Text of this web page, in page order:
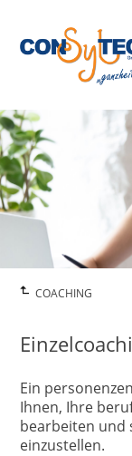
COACHING
Ein
Ihnen, Ihre
bearbeiten und
einzustellen.